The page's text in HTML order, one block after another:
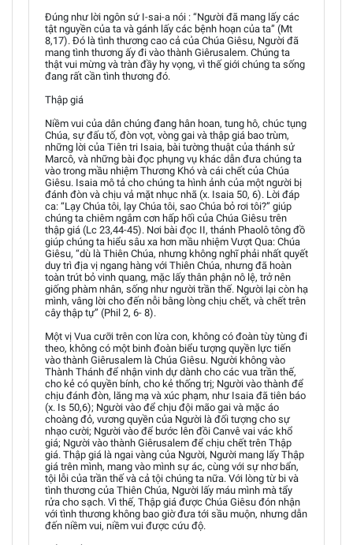
Đúng như lời ngôn sứ I-sai-a nói : “Người đã mang lấy các
tật nguyền của ta và gánh lấy các bệnh hoạn của ta” (Mt
8,17). Đó là tình thương cao cả của Chúa Giêsu, Người đã
mang tình thương ấy đi vào thành Giêrusalem. Chúng ta
thật vui mừng và tràn đầy hy vọng, vì thế giới chúng ta sống
đang rất cần tình thương đó.
Thập giá
Niềm vui của dân chúng đang hân hoan, tung hô, chúc tụng
Chúa, sự đấu tố, đòn vọt, vòng gai và thập giá bao trùm,
những lời của Tiên tri Isaia, bài tường thuật của thánh sử
Marcô, và những bài đọc phụng vụ khác dẫn đưa chúng ta
vào trong mầu nhiệm Thương Khó và cái chết của Chúa
Giêsu. Isaia mô tả cho chúng ta hình ảnh của một người bị
đánh đòn và chịu vả mặt nhục nhã (x. Isaia 50, 6). Lời đáp
ca: “Lạy Chúa tôi, lạy Chúa tôi, sao Chúa bỏ rơi tôi?” giúp
chúng ta chiêm ngắm cơn hấp hối của Chúa Giêsu trên
thập giá (Lc 23,44-45). Nơi bài đọc II, thánh Phaolô tông đồ
giúp chúng ta hiểu sâu xa hơn mầu nhiệm Vượt Qua: Chúa
Giêsu, “dù là Thiên Chúa, nhưng không nghĩ phải nhất quyết
duy trì địa vị ngang hàng với Thiên Chúa, nhưng đã hoàn
toàn trút bỏ vinh quang, mặc lấy thân phận nô lệ, trở nên
giống phàm nhân, sống như người trần thế. Người lại còn hạ
mình, vâng lời cho đến nỗi bằng lòng chịu chết, và chết trên
cây thập tự” (Phil 2, 6- 8).
Một vị Vua cưỡi trên con lừa con, không có đoàn tùy tùng đi
theo, không có một binh đoàn biểu tượng quyền lực tiến
vào thành Giêrusalem là Chúa Giêsu. Người không vào
Thành Thánh để nhận vinh dự dành cho các vua trần thế,
cho kẻ có quyền bính, cho kẻ thống trị; Người vào thành để
chịu đánh đòn, lăng mạ và xúc phạm, như Isaia đã tiên báo
(x. Is 50,6); Người vào để chịu đội mão gai và mặc áo
choàng đỏ, vương quyền của Người là đối tượng cho sự
nhạo cười; Người vào để bước lên đồi Canvê vai vác khổ
giá; Người vào thành Giêrusalem để chịu chết trên Thập
giá. Thập giá là ngai vàng của Người, Người mang lấy Thập
giá trên mình, mang vào mình sự ác, cùng với sự nhơ bẩn,
tội lỗi của trần thế và cả tội chúng ta nữa. Với lòng từ bi và
tình thương của Thiên Chúa, Người lấy máu mình mà tẩy
rửa cho sạch. Vì thế, Thập giá được Chúa Giêsu đón nhận
với tình thương không bao giờ đưa tới sầu muộn, nhưng dẫn
đến niềm vui, niềm vui được cứu độ.